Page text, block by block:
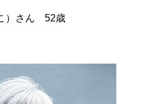
）さん 52歳